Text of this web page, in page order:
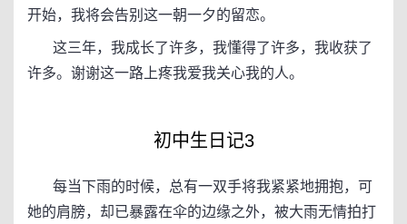
开始，我将会告别这一朝一夕的留恋。
这三年，我成长了许多，我懂得了许多，我收获了
许多。谢谢这一路上疼我爱我关心我的人。
初中生日记3
每当下雨的时候，总有一双手将我紧紧地拥抱，可
她的肩膀，却已暴露在伞的边缘之外，被大雨无情拍打